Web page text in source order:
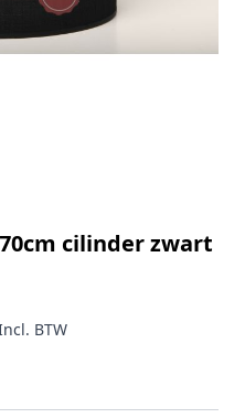
cilinder zwart
BTW